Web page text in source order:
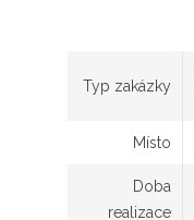
Typ zakázky
Místo
Doba
realizace